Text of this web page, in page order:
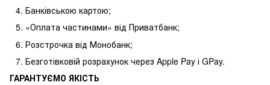
Банківською картою;
«Оплата частинами» від Приватбанк;
Розстрочка від Монобанк;
Безготівковій розрахунок через Apple Pay і GPay.
ГАРАНТУЄМО ЯКІСТЬ